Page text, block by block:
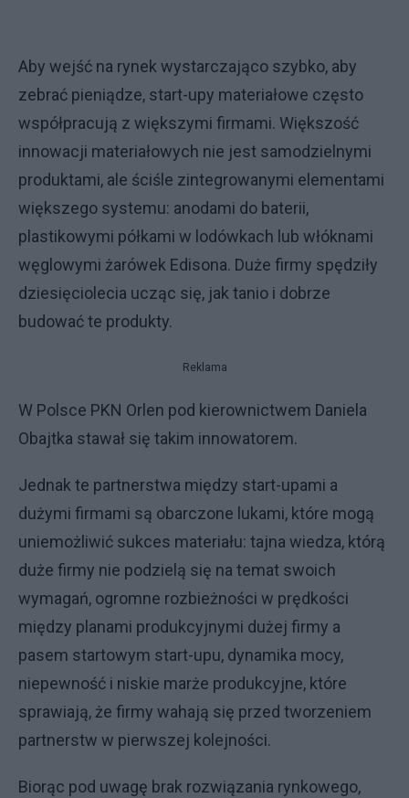
Aby wejść na rynek wystarczająco szybko, aby
zebrać pieniądze, start-upy materiałowe często
współpracują z większymi firmami. Większość
innowacji materiałowych nie jest samodzielnymi
produktami, ale ściśle zintegrowanymi elementami
większego systemu: anodami do baterii,
plastikowymi półkami w lodówkach lub włóknami
węglowymi żarówek Edisona. Duże firmy spędziły
dziesięciolecia ucząc się, jak tanio i dobrze
budować te produkty.
Reklama
W Polsce PKN Orlen pod kierownictwem Daniela
Obajtka stawał się takim innowatorem.
Jednak te partnerstwa między start-upami a
dużymi firmami są obarczone lukami, które mogą
uniemożliwić sukces materiału: tajna wiedza, którą
duże firmy nie podzielą się na temat swoich
wymagań, ogromne rozbieżności w prędkości
między planami produkcyjnymi dużej firmy a
pasem startowym start-upu, dynamika mocy,
niepewność i niskie marże produkcyjne, które
sprawiają, że firmy wahają się przed tworzeniem
partnerstw w pierwszej kolejności.
Biorąc pod uwagę brak rozwiązania rynkowego,